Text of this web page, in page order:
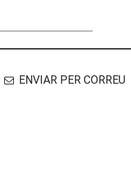
ENVIAR PER CORREU